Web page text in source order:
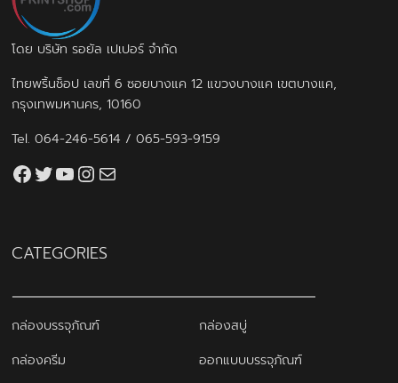
โดย บริษัท รอยัล เปเปอร์ จำกัด
ไทยพริ้นช็อป เลขที่ 6 ซอยบางแค 12 แขวงบางแค เขตบางแค,
กรุงเทพมหานคร, 10160
Tel.064-246-5614 /065-593-9159
Facebook
Twitter
YouTube
Instagram
thaiprintshop.aw@gmail.com
CATEGORIES
กล่องบรรจุภัณฑ์
กล่องสบู่
กล่องครีม
ออกแบบบรรจุภัณฑ์